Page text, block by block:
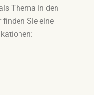
Thema in den
finden Sie eine